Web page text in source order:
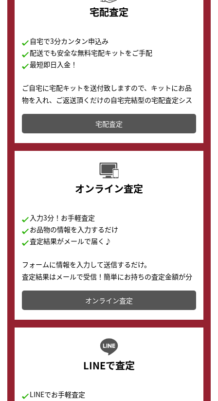
宅配査定
自宅で3分カンタン申込み
配送でも安全な無料宅配キットをご手配
最短即日入金！
ご自宅に宅配キットを送付致しますので、キットにお品
物を入れ、ご返送頂くだけの自宅完結型の宅配査定シス
テムです。
配送でも簡単&安全に査定・買取に出すことが可能で
す。
宅配査定
オンライン査定
入力3分！お手軽査定
お品物の情報を入力するだけ
査定結果がメールで届く♪
フォームに情報を入力して送信するだけ。
査定結果はメールで受信！簡単にお持ちの査定金額が分
かります。
オンライン査定
LINEで査定
LINEでお手軽査定